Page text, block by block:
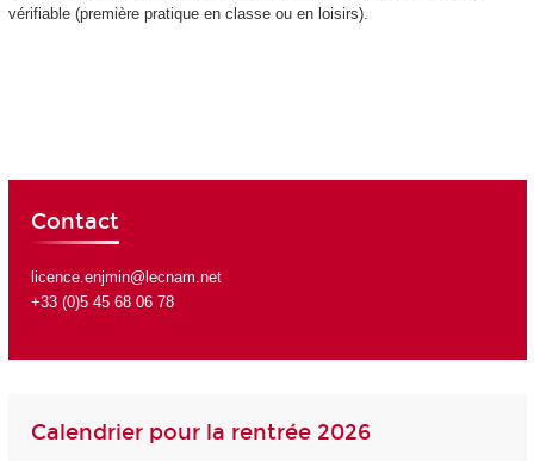
vérifiable (première pratique en classe ou en loisirs).
Contact
licence.enjmin@lecnam.net
+33 (0)5 45 68 06 78
Calendrier pour la rentrée 2026